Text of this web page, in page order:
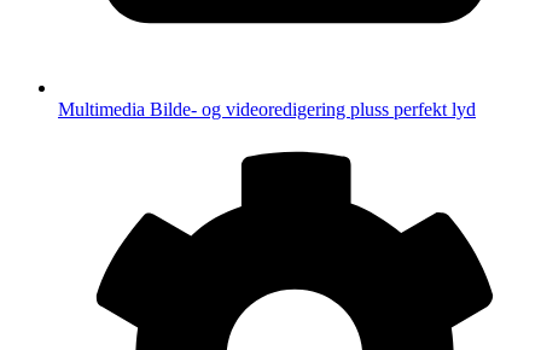
Multimedia Bilde- og videoredigering pluss perfekt lyd